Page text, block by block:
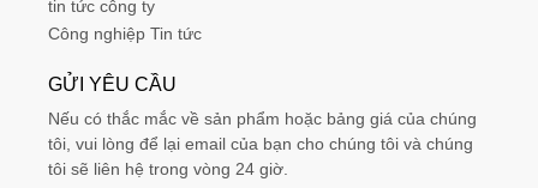
tin tức công ty
Công nghiệp Tin tức
GỬI YÊU CẦU
Nếu có thắc mắc về sản phẩm hoặc bảng giá của chúng
tôi, vui lòng để lại email của bạn cho chúng tôi và chúng
tôi sẽ liên hệ trong vòng 24 giờ.